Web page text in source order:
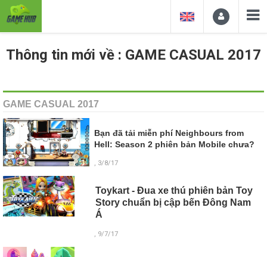
Thông tin mới về : GAME CASUAL 2017
GAME CASUAL 2017
Bạn đã tải miễn phí Neighbours from
Hell: Season 2 phiên bản Mobile chưa?
, 3/8/17
Toykart - Đua xe thú phiên bản Toy
Story chuẩn bị cập bến Đông Nam
Á
, 9/7/17